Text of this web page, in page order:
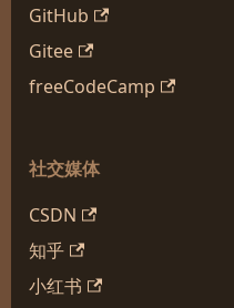
GitHub
Gitee
freeCodeCamp
社交媒体
CSDN
知乎
小红书